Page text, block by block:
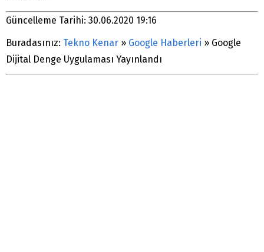
Güncelleme Tarihi: 30.06.2020 19:16
Buradasınız: Tekno Kenar » Google Haberleri » Google
Dijital Denge Uygulaması Yayınlandı